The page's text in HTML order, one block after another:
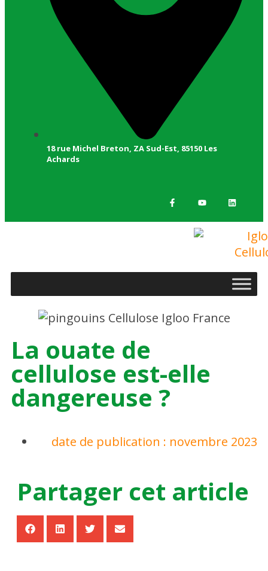
18 rue Michel Breton, ZA Sud-Est, 85150 Les
Achards
La ouate de
cellulose est-elle
dangereuse ?
date de publication : novembre 2023
Partager cet article